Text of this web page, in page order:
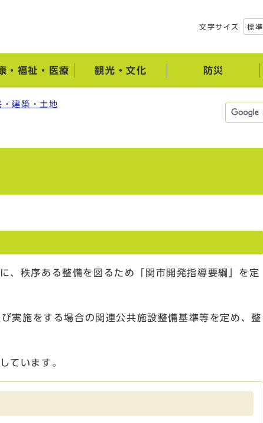
文字サイズ 標準
・福祉・医療 観光・文化 防災
・建築・土地
、秩序ある整備を図るため「関市開発指導要綱」を定
実施をする場合の関連公共施設整備基準等を定め、整
ています。